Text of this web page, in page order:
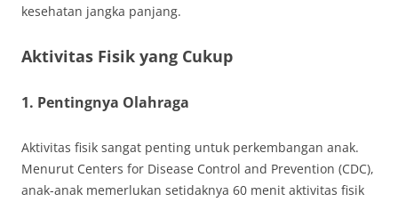
kesehatan jangka panjang.
Aktivitas Fisik yang Cukup
1. Pentingnya Olahraga
Aktivitas fisik sangat penting untuk perkembangan anak.
Menurut Centers for Disease Control and Prevention (CDC),
anak-anak memerlukan setidaknya 60 menit aktivitas fisik